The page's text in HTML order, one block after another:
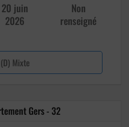
20 juin
2026
Non
renseigné
(D) Mixte
Gers - 32